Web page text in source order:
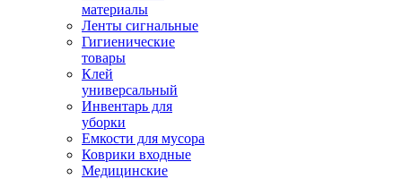
материалы
Ленты сигнальные
Гигиенические
товары
Клей
универсальный
Инвентарь для
уборки
Емкости для мусора
Коврики входные
Медицинские